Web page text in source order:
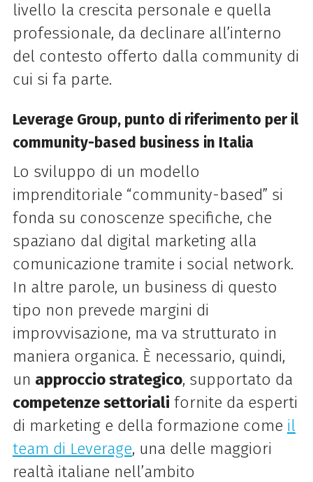
livello la crescita personale e quella
professionale, da declinare all’interno
del contesto offerto dalla community di
cui si fa parte.
Leverage Group, punto di riferimento per il
community-based business in Italia
Lo sviluppo di un modello
imprenditoriale “community-based” si
fonda su conoscenze specifiche, che
spaziano dal digital marketing alla
comunicazione tramite i social network.
In altre parole, un business di questo
tipo non prevede margini di
improvvisazione, ma va strutturato in
maniera organica. È necessario, quindi,
un approccio strategico, supportato da
competenze settoriali fornite da esperti
di marketing e della formazione come il
team di Leverage, una delle maggiori
realtà italiane nell’ambito